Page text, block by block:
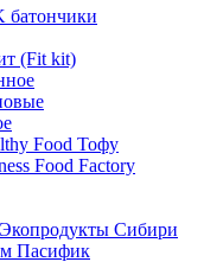
батончики
(Fit kit)
Food Тофу
Food Factory
Экопродукты Сибири
Пасифик